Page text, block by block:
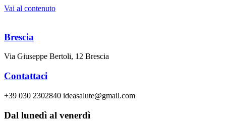
Vai al contenuto
Brescia
Via Giuseppe Bertoli, 12 Brescia
Contattaci
+39 030 2302840 ideasalute@gmail.com
Dal lunedì al venerdì